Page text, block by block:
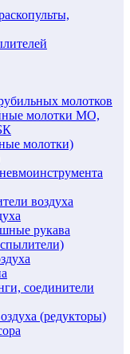
молотков
молотки МО,
молотки)
воздуха
рукава
соединители
(редукторы)